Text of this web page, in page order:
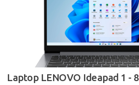
Laptop LENOVO Ideapad 1 -